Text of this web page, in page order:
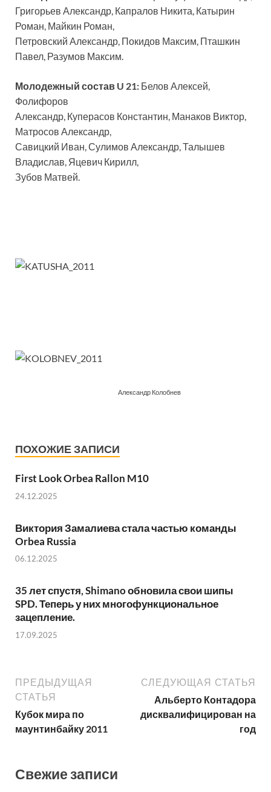
Григорьев Александр, Капралов Никита, Катырин
Роман, Майкин Роман,
Петровский Александр, Покидов Максим, Пташкин
Павел, Разумов Максим.
Молодежный состав U 21: Белов Алексей,
Фолифоров
Александр, Куперасов Константин, Манаков Виктор,
Матросов Александр,
Савицкий Иван, Сулимов Александр, Талышев
Владислав, Яцевич Кирилл,
Зубов Матвей.
Александр Колобнев
ПОХОЖИЕ ЗАПИСИ
First Look Orbea Rallon M10
24.12.2025
Виктория Замалиева стала частью команды
Orbea Russia
06.12.2025
35 лет спустя, Shimano обновила свои шипы
SPD. Теперь у них многофункциональное
зацепление.
17.09.2025
ПРЕДЫДУЩАЯ
СТАТЬЯ
Кубок мира по
маунтинбайку 2011
СЛЕДУЮЩАЯ СТАТЬЯ
Альберто Контадора
дисквалифицирован на
год
Свежие записи